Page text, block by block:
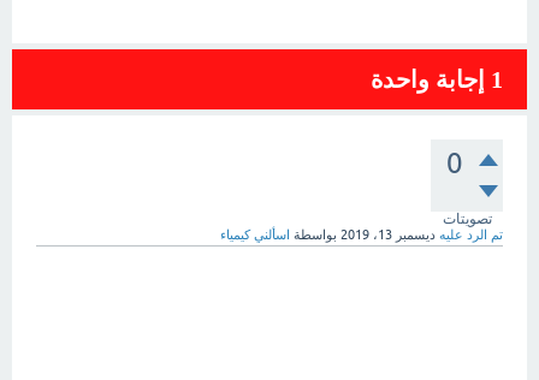
1 إجابة واحدة
0
تصويتات
تم الرد عليه ديسمبر 13، 2019 بواسطة اسألني كيمياء